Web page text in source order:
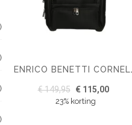
ENRICO
€ 149,95 € 115,00
23% korting